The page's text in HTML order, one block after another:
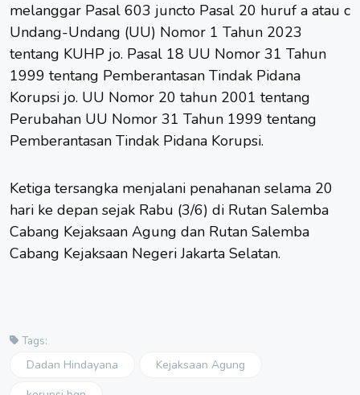
melanggar Pasal 603 juncto Pasal 20 huruf a atau c
Undang-Undang (UU) Nomor 1 Tahun 2023
tentang KUHP jo. Pasal 18 UU Nomor 31 Tahun
1999 tentang Pemberantasan Tindak Pidana
Korupsi jo. UU Nomor 20 tahun 2001 tentang
Perubahan UU Nomor 31 Tahun 1999 tentang
Pemberantasan Tindak Pidana Korupsi.
Ketiga tersangka menjalani penahanan selama 20
hari ke depan sejak Rabu (3/6) di Rutan Salemba
Cabang Kejaksaan Agung dan Rutan Salemba
Cabang Kejaksaan Negeri Jakarta Selatan.
Tags:
Dadan Hindayana
Kejaksaan Agung